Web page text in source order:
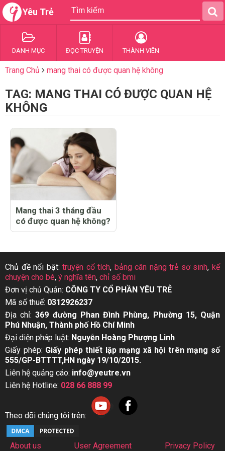
Yêu Trẻ
DANH MỤC ĐỌC TRUYỆN THÀNH VIÊN
Trang Chủ mang thai có được quan hệ không
TAG: MANG THAI CÓ ĐƯỢC QUAN HỆ
KHÔNG
Mang thai 3 tháng đầu
có được quan hệ không?
Chủ đề nổi bật:truyện cổ tích, bảng cân nặng trẻ sơ sinh,kể
chuyện cho bé, ý nghĩa tên, chỉ số bmi
Đơn vị chủ Quản: CÔNG TY CỔ PHẦN YÊU TRẺ
Mã số thuế: 0312926237
Địa chỉ:369 đường Phan Đình Phùng, Phường 15, Quận
Phú Nhuận, Thành phố Hồ Chí Minh
Đại diện pháp luật: Nguyễn Hoàng Phượng Linh
Giấy phép: Giấy phép thiết lập mạng xã hội trên mạng số
555/GP-BTTTT,HN ngày 19/10/2015.
Liên hệ quảng cáo: info@yeutre.vn
Liên hệ Hotline: 028 66 888 99
Theo dõi chúng tôi trên:
About us User Agreement
Privacy Policy